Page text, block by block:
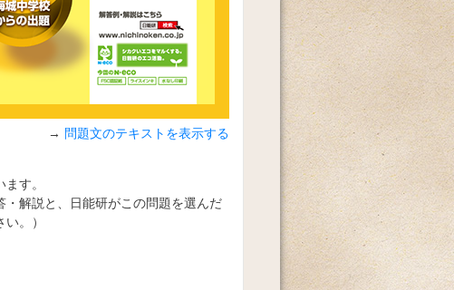
問題文のテキストを表示する
す。
解説と、日能研がこの問題を選んだ
。）